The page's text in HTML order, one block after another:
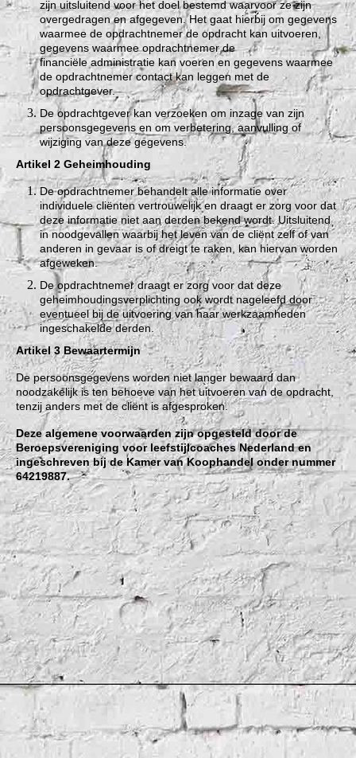
zijn uitsluitend voor het doel bestemd waarvoor ze zijn
overgedragen en afgegeven. Het gaat hierbij om gegevens
waarmee de opdrachtnemer de opdracht kan uitvoeren,
gegevens waarmee opdrachtnemer de
financiële administratie kan voeren en gegevens waarmee
de opdrachtnemer contact kan leggen met de
opdrachtgever.
De opdrachtgever kan verzoeken om inzage van zijn
persoonsgegevens en om verbetering, aanvulling of
wijziging van deze gegevens.
Artikel 2 Geheimhouding
De opdrachtnemer behandelt alle informatie over
individuele cliënten vertrouwelijk en draagt er zorg voor dat
deze informatie niet aan derden bekend wordt. Uitsluitend
in noodgevallen waarbij het leven van de cliënt zelf of van
anderen in gevaar is of dreigt te raken, kan hiervan worden
afgeweken.
De opdrachtnemer draagt er zorg voor dat deze
geheimhoudingsverplichting ook wordt nageleefd door
eventueel bij de uitvoering van haar werkzaamheden
ingeschakelde derden.
Artikel 3 Bewaartermijn
De persoonsgegevens worden niet langer bewaard dan
noodzakelijk is ten behoeve van het uitvoeren van de opdracht,
tenzij anders met de cliënt is afgesproken.
Deze algemene voorwaarden zijn opgesteld door de
Beroepsvereniging voor leefstijlcoaches Nederland en
ingeschreven bij de Kamer van Koophandel onder nummer
64219887.